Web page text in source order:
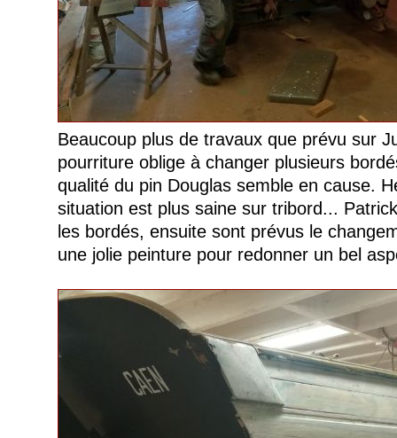
Beaucoup plus de travaux que prévu sur
pourriture oblige à changer plusieurs
qualité du pin Douglas semble en cause.
situation est plus saine sur tribord...
les bordés, ensuite sont prévus le
une jolie peinture pour redonner un bel